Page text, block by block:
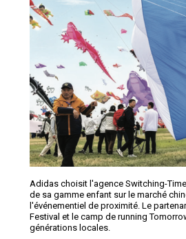
Adidas choisit l'agence Switching-
de sa gamme enfant sur le marché
l'événementiel de proximité. Le
Festival et le camp de running
générations locales.